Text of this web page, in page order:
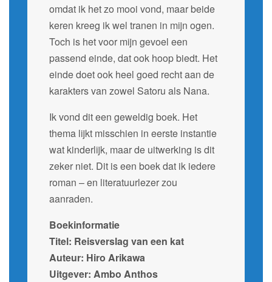
omdat ik het zo mooi vond, maar beide
keren kreeg ik wel tranen in mijn ogen.
Toch is het voor mijn gevoel een
passend einde, dat ook hoop biedt. Het
einde doet ook heel goed recht aan de
karakters van zowel Satoru als Nana.
Ik vond dit een geweldig boek. Het
thema lijkt misschien in eerste instantie
wat kinderlijk, maar de uitwerking is dit
zeker niet. Dit is een boek dat ik iedere
roman – en literatuurlezer zou
aanraden.
Boekinformatie
Titel: Reisverslag van een kat
Auteur: Hiro Arikawa
Uitgever: Ambo Anthos